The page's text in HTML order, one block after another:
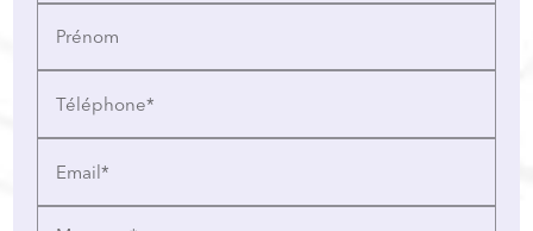
Prénom
Téléphone*
Email*